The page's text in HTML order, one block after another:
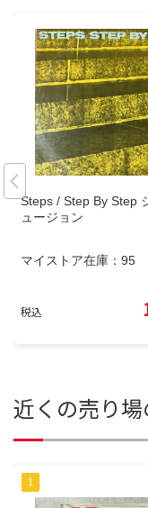
Steps / Step By Step
ュージョン
マイストア在庫： 95
税込
近くの売り